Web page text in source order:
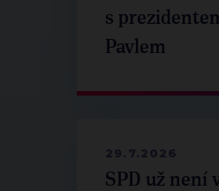
s
Pavlem
29.7.2026
SPD už není